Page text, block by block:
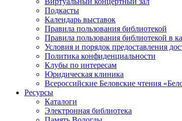
Подкасты
Календарь выставок
Правила пользования библиотекой
Правила пользования библиотекой в
Условия и порядок предоставления
Политика конфиденциальности
Клубы по интересам
Юридическая клиника
Всероссийские Беловские чтения
Ресурсы
Каталоги
Электронная библиотека